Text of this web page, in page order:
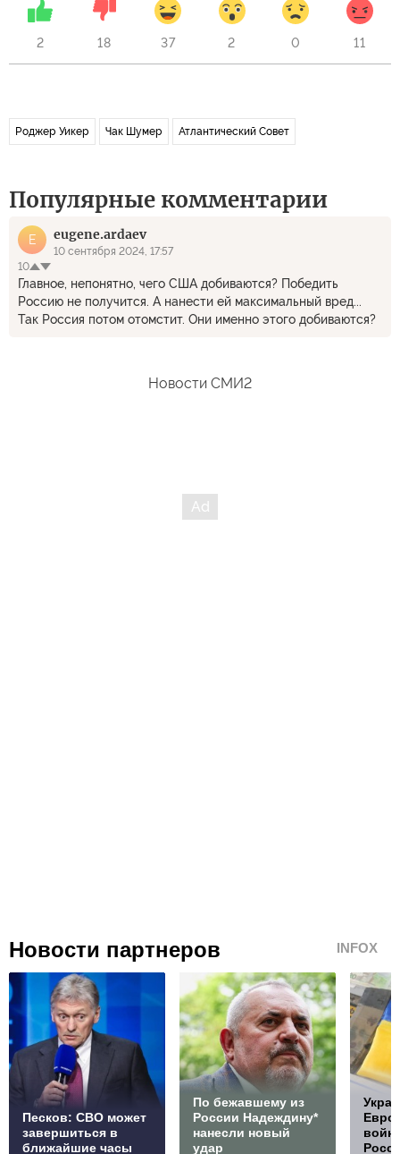
2 18 37 2 0 11
Роджер Уикер Чак Шумер Атлантический Совет
Популярные комментарии
E eugene.ardaev
10 сентября 2024, 17:57
10
Главное, непонятно, чего США добиваются? Победить
Россию не получится. А нанести ей максимальный вред...
Так Россия потом отомстит. Они именно этого добиваются?
Новости СМИ2
Новости партнеров INFOX
Песков: СВО может
завершиться в
ближайшие часы
По бежавшему из
России Надеждину*
нанесли новый
удар